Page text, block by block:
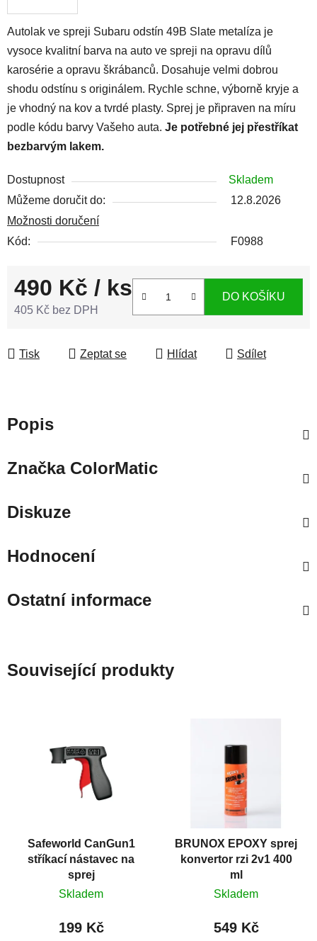
Autolak ve spreji Subaru odstín 49B Slate metalíza je
vysoce kvalitní barva na auto ve spreji na opravu dílů
karosérie a opravu škrábanců. Dosahuje velmi dobrou
shodu odstínu s originálem. Rychle schne, výborně kryje a
je vhodný na kov a tvrdé plasty. Sprej je připraven na míru
podle kódu barvy Vašeho auta. Je potřebné jej přestříkat
bezbarvým lakem.
Dostupnost
Skladem
Můžeme doručit do:
12.8.2026
Možnosti doručení
Kód:
F0988
490 Kč / ks
405 Kč bez DPH
DO KOŠÍKU
Tisk Zeptat se Hlídat Sdílet
Popis
ZnačkaColorMatic
Diskuze
Hodnocení
Ostatní informace
Související produkty
Safeworld CanGun1
stříkací nástavec na
sprej
Skladem
199 Kč
BRUNOX EPOXY sprej
konvertor rzi 2v1 400
ml
Skladem
549 Kč